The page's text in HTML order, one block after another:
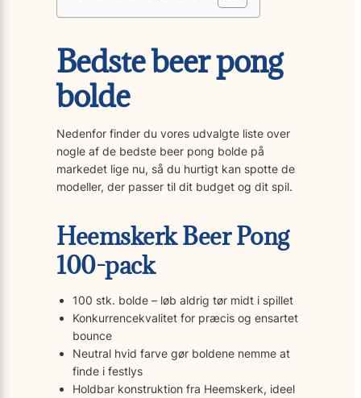
Bedste beer pong
bolde
Nedenfor finder du vores udvalgte liste over
nogle af de bedste beer pong bolde på
markedet lige nu, så du hurtigt kan spotte de
modeller, der passer til dit budget og dit spil.
Heemskerk Beer Pong
100-pack
100 stk. bolde – løb aldrig tør midt i spillet
Konkurrencekvalitet for præcis og ensartet
bounce
Neutral hvid farve gør boldene nemme at
finde i festlys
Holdbar konstruktion fra Heemskerk, ideel